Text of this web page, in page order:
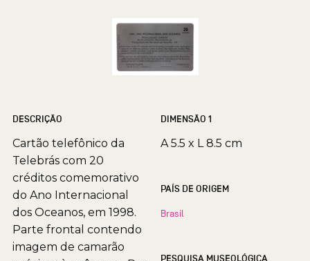
DESCRIÇÃO
Cartão telefônico da
Telebrás com 20
créditos comemorativo
do Ano Internacional
dos Oceanos, em 1998.
Parte frontal contendo
imagem de camarão
DIMENSÃO 1
A 5.5 x L 8.5 cm
PAÍS DE ORIGEM
Brasil
PESQUISA MUSEOLÓGICA